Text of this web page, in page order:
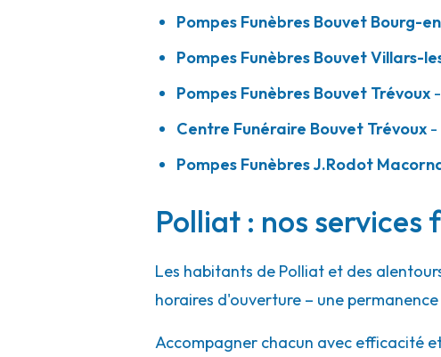
Pompes Funèbres Bouvet Bourg-
Pompes Funèbres Bouvet Villars-
Pompes Funèbres Bouvet Trévoux
Centre Funéraire Bouvet Trévoux -
Pompes Funèbres J.Rodot
Polliat : nos services
Les habitants de Polliat et des
horaires d'ouverture – une
Accompagner chacun avec efficacité